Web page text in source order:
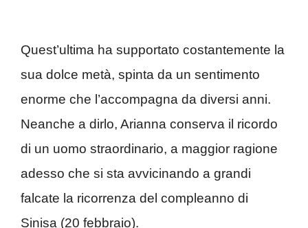
Quest’ultima ha supportato costantemente la
sua dolce metà, spinta da un sentimento
enorme che l’accompagna da diversi anni.
Neanche a dirlo, Arianna conserva il ricordo
di un uomo straordinario, a maggior ragione
adesso che si sta avvicinando a grandi
falcate la ricorrenza del compleanno di
Sinisa (20 febbraio).